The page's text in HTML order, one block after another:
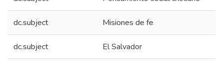
dc.subject Misiones de fe
dc.subject El Salvador